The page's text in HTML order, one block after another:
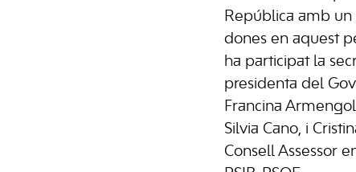
República amb
dones en aquest
ha participat la
presidenta del
Francina
Silvia Cano, i
Consell Assessor